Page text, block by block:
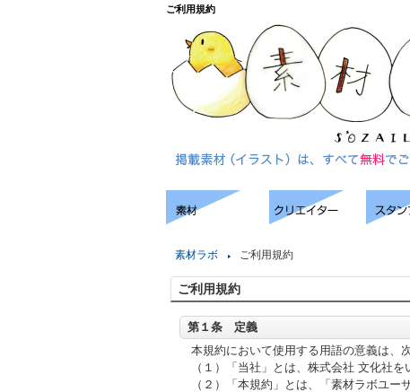
ご利用規約
素材ラボ ご利用規約
ご利用規約
第１条 定義
本規約において使用する用語の意義は、
（１）「当社」とは、株式会社 文化社を
（２）「本規約」とは、「素材ラボユー